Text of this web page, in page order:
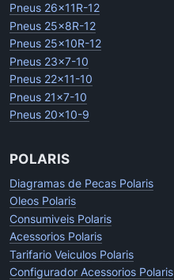
Pneus 26x11R-12
Pneus 25x8R-12
Pneus 25x10R-12
Pneus 23x7-10
Pneus 22x11-10
Pneus 21x7-10
Pneus 20x10-9
POLARIS
Diagramas de Pecas Polaris
Oleos Polaris
Consumiveis Polaris
Acessorios Polaris
Tarifario Veiculos Polaris
Configurador Acessorios Polaris